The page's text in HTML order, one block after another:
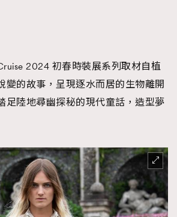
2024 初春時裝展系列取材自植
變的故事，呈現逐水而居的生物離開
足陸地尋幽探秘的現代童話，造型夢